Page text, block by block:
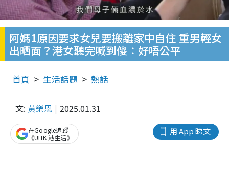
阿媽1原因要求女兒要搬離家中自住 重男輕女
出晒面？港女聽完喊到傻：好唔公平
首頁 生活話題 熱話
文: 黃樂恩 2025.01.31
用 App 睇文
在Google追蹤
《UHK 港生活》